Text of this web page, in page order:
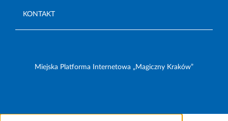
KONTAKT
Miejska Platforma Internetowa „Magiczny Kraków”